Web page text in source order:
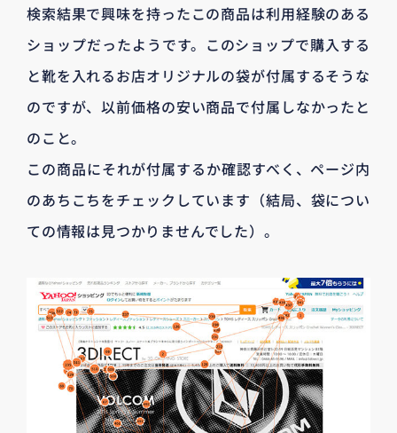
検索結果で興味を持ったこの商品は利用経験のある
ショップだったようです。このショップで購入する
と靴を入れるお店オリジナルの袋が付属するそうな
のですが、以前価格の安い商品で付属しなかったと
のこと。
この商品にそれが付属するか確認すべく、ページ内
のあちこちをチェックしています（結局、袋につい
ての情報は見つかりませんでした）。